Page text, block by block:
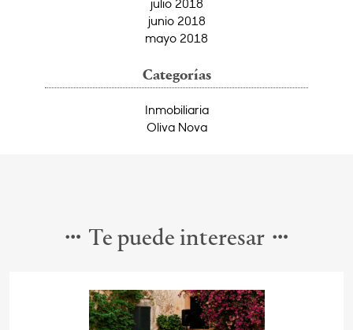
julio 2018
junio 2018
mayo 2018
Categorías
Inmobiliaria
Oliva Nova
Te puede interesar